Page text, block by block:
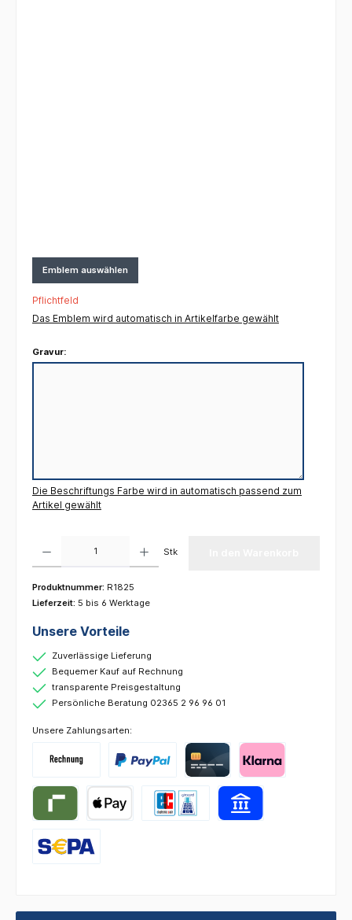
Emblem auswählen
Pflichtfeld
Das Emblem wird automatisch in Artikelfarbe gewählt
Gravur:
Die Beschriftungs Farbe wird in automatisch passend zum
Artikel gewählt
Stk
Produktnummer: R1825
Lieferzeit: 5 bis 6 Werktage
Unsere Vorteile
Zuverlässige Lieferung
Bequemer Kauf auf Rechnung
transparente Preisgestaltung
Persönliche Beratung 02365 2 96 96 01
Unsere Zahlungsarten: